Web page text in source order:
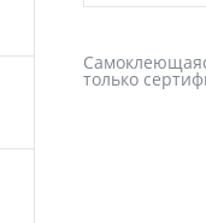
только